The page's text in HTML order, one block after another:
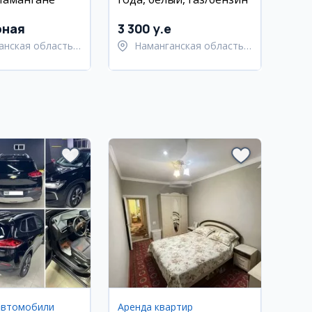
область,
3 300 y.e
Наманганская область,
Аренда квартир